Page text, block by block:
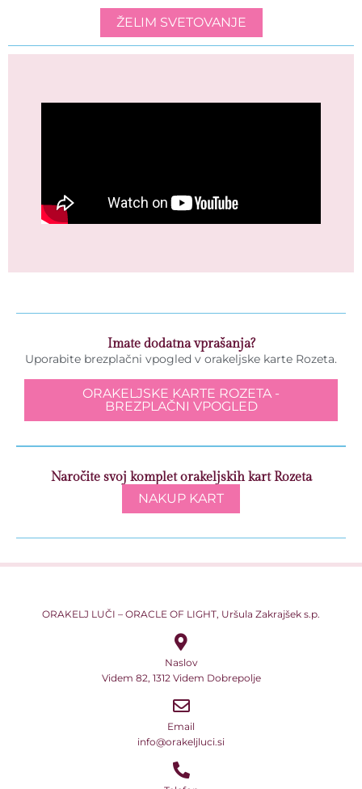
ŽELIM SVETOVANJE
Imate dodatna vprašanja?
Uporabite brezplačni vpogled v orakeljske karte Rozeta.
ORAKELJSKE KARTE ROZETA -
BREZPLAČNI VPOGLED
Naročite svoj komplet orakeljskih kart Rozeta
NAKUP KART
ORAKELJ LUČI – ORACLE OF LIGHT, Uršula Zakrajšek s.p.
Naslov
Videm 82, 1312 Videm Dobrepolje
Email
info@orakeljluci.si